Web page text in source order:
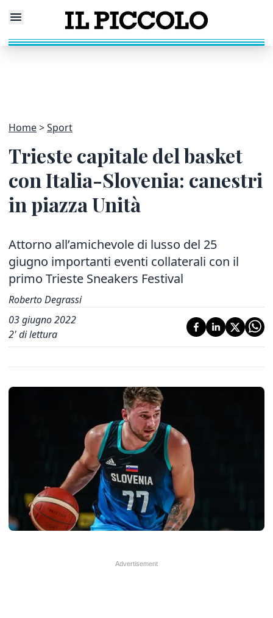
Home Sport
Trieste capitale del basket
con Italia-Slovenia: canestri
in piazza Unità
Attorno all’amichevole di lusso del 25
giugno importanti eventi collaterali con il
primo Trieste Sneakers Festival
Roberto Degrassi
03 giugno 2022
2' di lettura